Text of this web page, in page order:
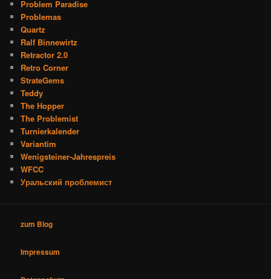
Problem Paradise
Problemas
Quartz
Ralf Binnewirtz
Retractor 2.0
Retro Corner
StrateGems
Teddy
The Hopper
The Problemist
Turnierkalender
Variantim
Wenigsteiner-Jahrespreis
WFCC
Уральский проблемист
zum Blog
Impressum